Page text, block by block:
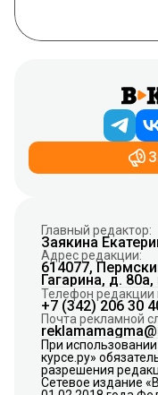
Главный редактор:
Заякина
Адрес редакции:
614077,
Гагарина, д. 80а,
Телефон редакции
+7 (342) 206 30
Почта рекламной
При
курсе.ру»
разрешения
Сетевое издание